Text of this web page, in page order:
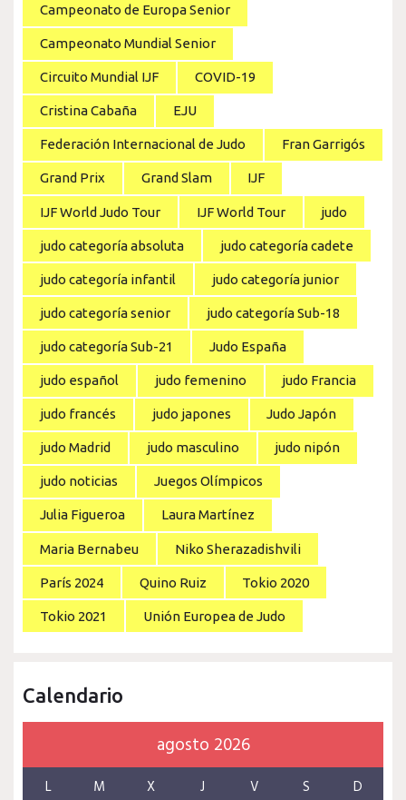
Campeonato de Europa Senior
Campeonato Mundial Senior
Circuito Mundial IJF COVID-19
Cristina Cabaña EJU
Federación Internacional de Judo Fran Garrigós
Grand Prix Grand Slam IJF
IJF World Judo Tour IJF World Tour judo
judo categoría absoluta judo categoría cadete
judo categoría infantil judo categoría junior
judo categoría senior judo categoría Sub-18
judo categoría Sub-21 Judo España
judo español judo femenino judo Francia
judo francés judo japones Judo Japón
judo Madrid judo masculino judo nipón
judo noticias Juegos Olímpicos
Julia Figueroa Laura Martínez
Maria Bernabeu Niko Sherazadishvili
París 2024 Quino Ruiz Tokio 2020
Tokio 2021 Unión Europea de Judo
Calendario
agosto 2026
L M X J V S D